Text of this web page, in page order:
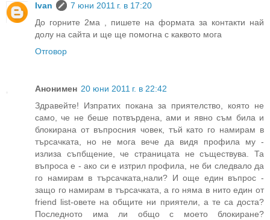
Ivan
7 юни 2011 г. в 17:20
До горните 2ма , пишете на формата за контакти най
долу на сайта и ще ще помогна с каквото мога
Отговор
Анонимен 20 юни 2011 г. в 22:42
Здравейте! Изпратих покана за приятелство, която не
само, че не беше потвърдена, ами и явно съм била и
блокирана от въпросния човек, тъй като го намирам в
търсачката, но не мога вече да видя профила му -
излиза съпбщение, че страницата не съществува. Та
въпроса е - ако си е изтрил профила, не би следвало да
го намирам в търсачката,нали? И още един въпрос -
защо го намирам в търсачката, а го няма в нито един от
friend list-овете на общите ни приятели, а те са доста?
Последното има ли общо с моето блокиране?